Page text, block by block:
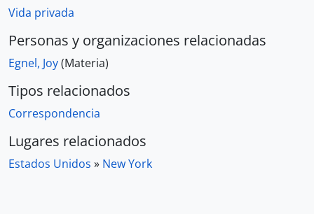
Vida privada
Personas y organizaciones relacionadas
Egnel, Joy(Materia)
Tipos relacionados
Correspondencia
Lugares relacionados
Estados Unidos » New York